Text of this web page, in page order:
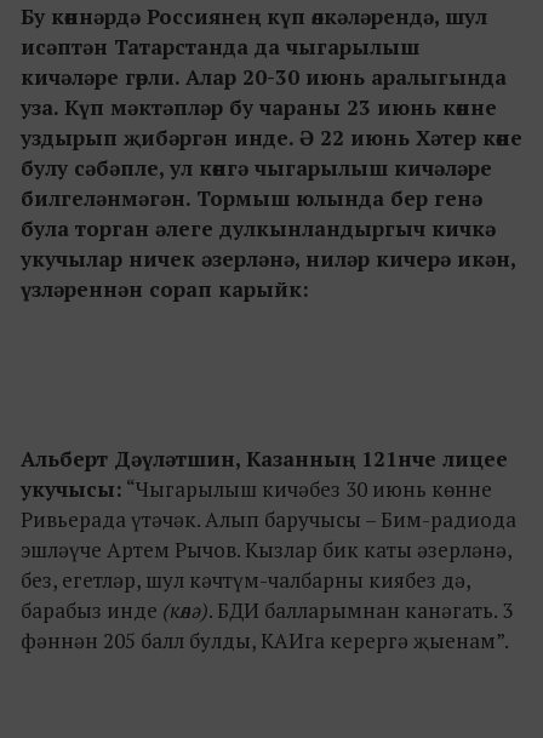
Бу көннәрдә Россиянең күп өлкәләрендә, шул
исәптән Татарстанда да чыгарылыш
кичәләре гөрли. Алар 20-30 июнь аралыгында
уза. Күп мәктәпләр бу чараны 23 июнь көнне
уздырып җибәргән инде. Ә 22 июнь Хәтер көне
булу сәбәпле, ул көнгә чыгарылыш кичәләре
билгеләнмәгән. Тормыш юлында бер генә
була торган әлеге дулкынландыргыч кичкә
укучылар ничек әзерләнә, ниләр кичерә икән,
үзләреннән сорап карыйк:
Альберт Дәүләтшин, Казанның 121нче лицее
укучысы: “Чыгарылыш кичәбез 30 июнь көнне
Ривьерада үтәчәк. Алып баручысы – Бим-радиода
эшләүче Артем Рычов. Кызлар бик каты әзерләнә,
без, егетләр, шул кәчтүм-чалбарны киябез дә,
барабыз инде (көлә). БДИ балларымнан канәгать. 3
фәннән 205 балл булды, КАИга керергә җыенам”.